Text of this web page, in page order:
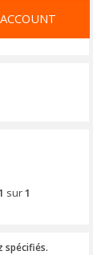
sur1
spécifiés.